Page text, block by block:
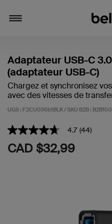
Adaptateur USB-C
(adaptateur USB-C)
Chargez et synchronisez
avec des vitesses de
UGS : F2CU036btBLK / SKU B2B :
4,7 sur 5 (avis clients)
4.7
étoiles
sur
4.7 (44)
CAD $32,99